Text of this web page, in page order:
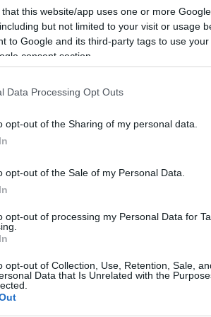
that this website/app uses one or more
but not limited to your visit or usage
to Google and its third-party tags to use
consent section.
Data Processing Opt Outs
opt-out of the Sharing of my personal data.
opt-out of the Sale of my Personal Data.
opt-out of processing my Personal Data for
opt-out of Collection, Use, Retention, Sale,
Data that Is Unrelated with the
új, Wesselényi utcai, modern
illetve egy komoly
a magyar kultúra egyik legnagyobb
összesen 10,8 milliárd forint
felújítása várhatóan már
szerint 2011 végére egy teljesen
projekt kevés van az országban.
az új Wesselényi utcai épület